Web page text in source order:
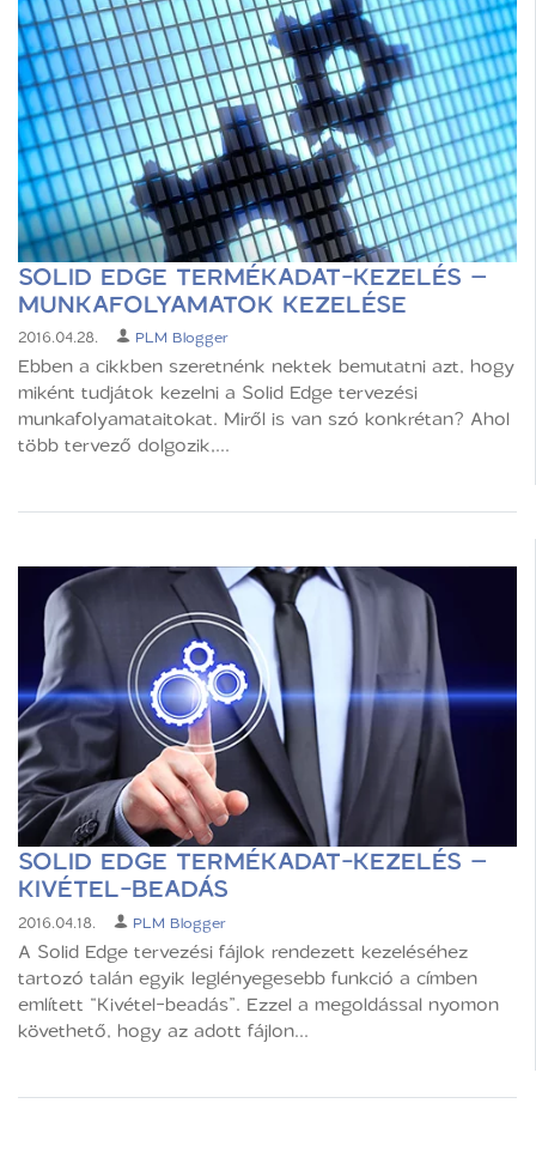
SOLID EDGE TERMÉKADAT-KEZELÉS –
MUNKAFOLYAMATOK KEZELÉSE
2016.04.28. PLM Blogger
Ebben a cikkben szeretnénk nektek bemutatni azt, hogy
miként tudjátok kezelni a Solid Edge tervezési
munkafolyamataitokat. Miről is van szó konkrétan? Ahol
több tervező dolgozik,...
SOLID EDGE TERMÉKADAT-KEZELÉS –
KIVÉTEL-BEADÁS
2016.04.18. PLM Blogger
A Solid Edge tervezési fájlok rendezett kezeléséhez
tartozó talán egyik leglényegesebb funkció a címben
említett “Kivétel-beadás”. Ezzel a megoldással nyomon
követhető, hogy az adott fájlon...